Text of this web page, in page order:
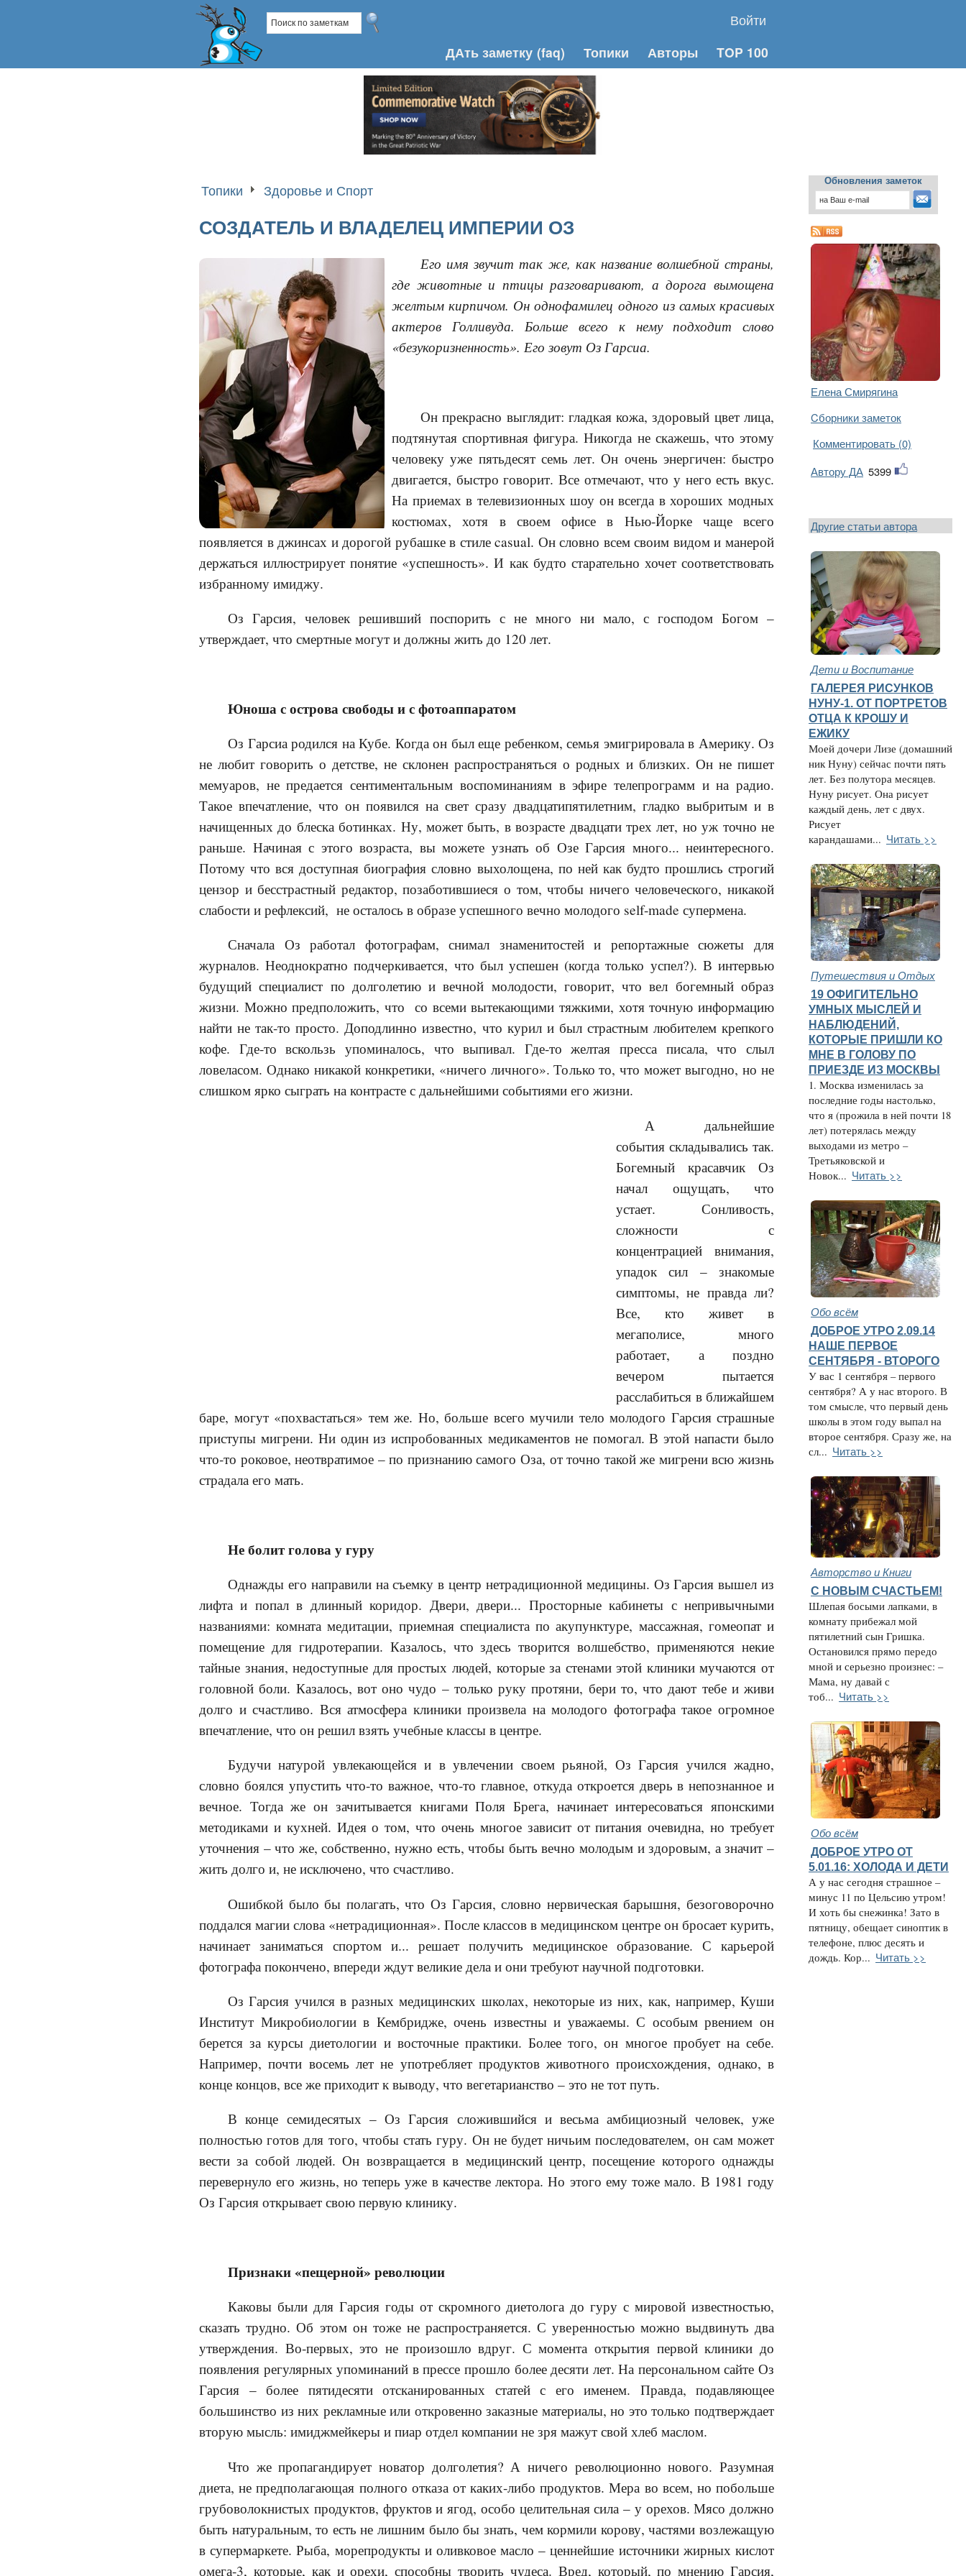
Войти
ДАть заметку (faq) Топики Авторы TOP 100
Топики Здоровье и Спорт
СОЗДАТЕЛЬ И ВЛАДЕЛЕЦ ИМПЕРИИ ОЗ
Его имя звучит так же, как название волшебной страны,
где животные и птицы разговаривают, а дорога вымощена
желтым кирпичом. Он однофамилец одного из самых красивых
актеров Голливуда. Больше всего к нему подходит слово
«безукоризненность». Его зовут Оз Гарсиа.
Он прекрасно выглядит: гладкая кожа, здоровый цвет лица,
подтянутая спортивная фигура. Никогда не скажешь, что этому
человеку уже пятьдесят семь лет. Он очень энергичен: быстро
двигается, быстро говорит. Все отмечают, что у него есть вкус.
На приемах в телевизионных шоу он всегда в хороших модных
костюмах, хотя в своем офисе в Нью-Йорке чаще всего
появляется в джинсах и дорогой рубашке в стиле casual. Он словно всем своим видом и манерой
держаться иллюстрирует понятие «успешность». И как будто старательно хочет соответствовать
избранному имиджу.
Оз Гарсия, человек решивший поспорить с не много ни мало, с господом Богом –
утверждает, что смертные могут и должны жить до 120 лет.
Юноша с острова свободы и с фотоаппаратом
Оз Гарсиа родился на Кубе. Когда он был еще ребенком, семья эмигрировала в Америку. Оз
не любит говорить о детстве, не склонен распространяться о родных и близких. Он не пишет
мемуаров, не предается сентиментальным воспоминаниям в эфире телепрограмм и на радио.
Такое впечатление, что он появился на свет сразу двадцатипятилетним, гладко выбритым и в
начищенных до блеска ботинках. Ну, может быть, в возрасте двадцати трех лет, но уж точно не
раньше. Начиная с этого возраста, вы можете узнать об Озе Гарсия много... неинтересного.
Потому что вся доступная биография словно выхолощена, по ней как будто прошлись строгий
цензор и бесстрастный редактор, позаботившиеся о том, чтобы ничего человеческого, никакой
слабости и рефлексий, не осталось в образе успешного вечно молодого self-made супермена.
Сначала Оз работал фотографам, снимал знаменитостей и репортажные сюжеты для
журналов. Неоднократно подчеркивается, что был успешен (когда только успел?). В интервью
будущий специалист по долголетию и вечной молодости, говорит, что вел богемный образ
жизни. Можно предположить, что со всеми вытекающими тяжкими, хотя точную информацию
найти не так-то просто. Доподлинно известно, что курил и был страстным любителем крепкого
кофе. Где-то вскользь упоминалось, что выпивал. Где-то желтая пресса писала, что слыл
ловеласом. Однако никакой конкретики, «ничего личного». Только то, что может выгодно, но не
слишком ярко сыграть на контрасте с дальнейшими событиями его жизни.
А дальнейшие
события складывались так.
Богемный красавчик Оз
начал ощущать, что
устает. Сонливость,
сложности с
концентрацией внимания,
упадок сил – знакомые
симптомы, не правда ли?
Все, кто живет в
мегаполисе, много
работает, а поздно
вечером пытается
расслабиться в ближайшем
баре, могут «похвастаться» тем же. Но, больше всего мучили тело молодого Гарсия страшные
приступы мигрени. Ни один из испробованных медикаментов не помогал. В этой напасти было
что-то роковое, неотвратимое – по признанию самого Оза, от точно такой же мигрени всю жизнь
страдала его мать.
Не болит голова у гуру
Однажды его направили на съемку в центр нетрадиционной медицины. Оз Гарсия вышел из
лифта и попал в длинный коридор. Двери, двери... Просторные кабинеты с непривычными
названиями: комната медитации, приемная специалиста по акупунктуре, массажная, гомеопат и
помещение для гидротерапии. Казалось, что здесь творится волшебство, применяются некие
тайные знания, недоступные для простых людей, которые за стенами этой клиники мучаются от
головной боли. Казалось, вот оно чудо – только руку протяни, бери то, что дают тебе и живи
долго и счастливо. Вся атмосфера клиники произвела на молодого фотографа такое огромное
впечатление, что он решил взять учебные классы в центре.
Будучи натурой увлекающейся и в увлечении своем рьяной, Оз Гарсия учился жадно,
словно боялся упустить что-то важное, что-то главное, откуда откроется дверь в непознанное и
вечное. Тогда же он зачитывается книгами Поля Брега, начинает интересоваться японскими
методиками и кухней. Идея о том, что очень многое зависит от питания очевидна, но требует
уточнения – что же, собственно, нужно есть, чтобы быть вечно молодым и здоровым, а значит –
жить долго и, не исключено, что счастливо.
Ошибкой было бы полагать, что Оз Гарсия, словно нервическая барышня, безоговорочно
поддался магии слова «нетрадиционная». После классов в медицинском центре он бросает курить,
начинает заниматься спортом и... решает получить медицинское образование. С карьерой
фотографа покончено, впереди ждут великие дела и они требуют научной подготовки.
Оз Гарсия учился в разных медицинских школах, некоторые из них, как, например, Куши
Институт Микробиологии в Кембридже, очень известны и уважаемы. С особым рвением он
берется за курсы диетологии и восточные практики. Более того, он многое пробует на себе.
Например, почти восемь лет не употребляет продуктов животного происхождения, однако, в
конце концов, все же приходит к выводу, что вегетарианство – это не тот путь.
В конце семидесятых – Оз Гарсия сложившийся и весьма амбициозный человек, уже
полностью готов для того, чтобы стать гуру. Он не будет ничьим последователем, он сам может
вести за собой людей. Он возвращается в медицинский центр, посещение которого однажды
перевернуло его жизнь, но теперь уже в качестве лектора. Но этого ему тоже мало. В 1981 году
Оз Гарсия открывает свою первую клинику.
Признаки «пещерной» революции
Каковы были для Гарсия годы от скромного диетолога до гуру с мировой известностью,
сказать трудно. Об этом он тоже не распространяется. С уверенностью можно выдвинуть два
утверждения. Во-первых, это не произошло вдруг. С момента открытия первой клиники до
появления регулярных упоминаний в прессе прошло более десяти лет. На персональном сайте Оз
Гарсия – более пятидесяти отсканированных статей с его именем. Правда, подавляющее
большинство из них рекламные или откровенно заказные материалы, но это только подтверждает
вторую мысль: имиджмейкеры и пиар отдел компании не зря мажут свой хлеб маслом.
Что же пропагандирует новатор долголетия? А ничего революционно нового. Разумная
диета, не предполагающая полного отказа от каких-либо продуктов. Мера во всем, но побольше
грубоволокнистых продуктов, фруктов и ягод, особо целительная сила – у орехов. Мясо должно
быть натуральным, то есть не лишним было бы знать, чем кормили корову, частями возлежащую
в супермаркете. Рыба, морепродукты и оливковое масло – ценнейшие источники жирных кислот
омега-3, которые, как и орехи, способны творить чудеса. Вред, который, по мнению Гарсия,
Обновления заметок
Елена Смирягина
Cборники заметок
Комментировать (0)
Автору ДА 5399
Другие статьи автора
Дети и Воспитание
ГАЛЕРЕЯ РИСУНКОВ
НУНУ-1. ОТ ПОРТРЕТОВ
ОТЦА К КРОШУ И
ЕЖИКУ
Моей дочери Лизе (домашний
ник Нуну) сейчас почти пять
лет. Без полутора месяцев.
Нуну рисует. Она рисует
каждый день, лет с двух.
Рисует
карандашами... Читать >>
Путешествия и Отдых
19 ОФИГИТЕЛЬНО
УМНЫХ МЫСЛЕЙ И
НАБЛЮДЕНИЙ,
КОТОРЫЕ ПРИШЛИ КО
МНЕ В ГОЛОВУ ПО
ПРИЕЗДЕ ИЗ МОСКВЫ
1. Москва изменилась за
последние годы настолько,
что я (прожила в ней почти 18
лет) потерялась между
выходами из метро –
Третьяковской и
Новок... Читать >>
Обо всём
ДОБРОЕ УТРО 2.09.14
НАШЕ ПЕРВОЕ
СЕНТЯБРЯ - ВТОРОГО
У вас 1 сентября – первого
сентября? А у нас второго. В
том смысле, что первый день
школы в этом году выпал на
второе сентября. Сразу же, на
сл... Читать >>
Авторство и Книги
С НОВЫМ СЧАСТЬЕМ!
Шлепая босыми лапками, в
комнату прибежал мой
пятилетний сын Гришка.
Остановился прямо передо
мной и серьезно произнес: –
Мама, ну давай с
тоб... Читать >>
Обо всём
ДОБРОЕ УТРО ОТ
5.01.16: ХОЛОДА И ДЕТИ
А у нас сегодня страшное –
минус 11 по Цельсию утром!
И хоть бы снежинка! Зато в
пятницу, обещает синоптик в
телефоне, плюс десять и
дождь. Кор... Читать >>